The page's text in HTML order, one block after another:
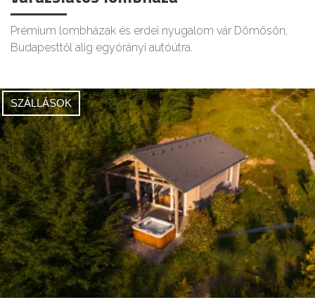
Prémium lombházak és erdei nyugalom vár Dömösön,
Budapesttől alig egyórányi autóútra.
SZÁLLÁSOK